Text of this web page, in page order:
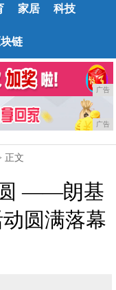
家居 科技
块链
广告
广告
正文
圆 ——朗基
圆满落幕